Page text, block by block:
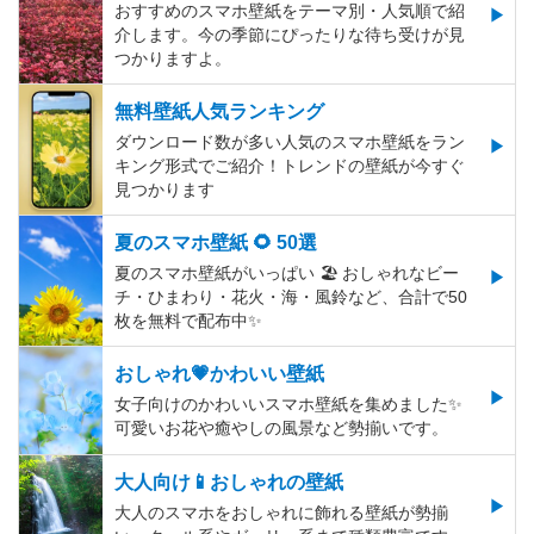
おすすめのスマホ壁紙をテーマ別・人気順で紹
介します。今の季節にぴったりな待ち受けが見
つかりますよ。
無料壁紙人気ランキング
ダウンロード数が多い人気のスマホ壁紙をラン
キング形式でご紹介！トレンドの壁紙が今すぐ
見つかります
夏のスマホ壁紙 🌻 50選
夏のスマホ壁紙がいっぱい 🏖 おしゃれなビー
チ・ひまわり・花火・海・風鈴など、合計で50
枚を無料で配布中✨
おしゃれ💗かわいい壁紙
女子向けのかわいいスマホ壁紙を集めました✨
可愛いお花や癒やしの風景など勢揃いです。
大人向け📱おしゃれの壁紙
大人のスマホをおしゃれに飾れる壁紙が勢揃